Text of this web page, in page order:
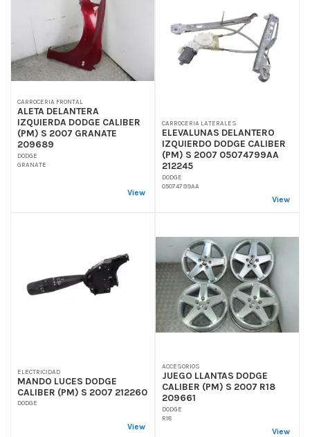
CARROCERIA FRONTAL
ALETA DELANTERA
IZQUIERDA DODGE CALIBER
(PM) S 2007 GRANATE
209689
DODGE
GRANATE
View
CARROCERIA LATERALES
ELEVALUNAS DELANTERO
IZQUIERDO DODGE CALIBER
(PM) S 2007 05074799AA
212245
DODGE
05074799AA
View
ELECTRICIDAD
MANDO LUCES DODGE
CALIBER (PM) S 2007 212260
DODGE
View
ACCESORIOS
JUEGO LLANTAS DODGE
CALIBER (PM) S 2007 R18
209661
DODGE
R18
View